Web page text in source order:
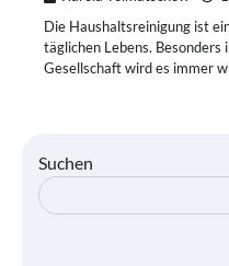
Die Haushaltsreinigung ist
täglichen Lebens.
Gesellschaft wird es immer
Suchen